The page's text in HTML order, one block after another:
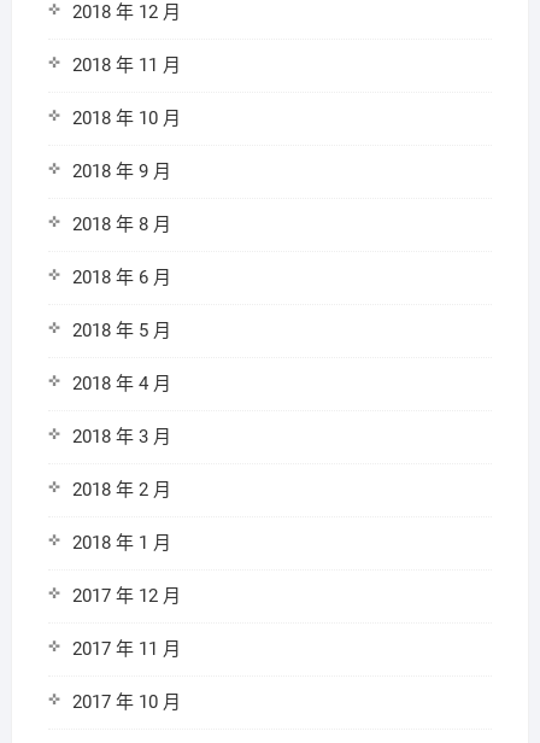
2018 年 12 月
2018 年 11 月
2018 年 10 月
2018 年 9 月
2018 年 8 月
2018 年 6 月
2018 年 5 月
2018 年 4 月
2018 年 3 月
2018 年 2 月
2018 年 1 月
2017 年 12 月
2017 年 11 月
2017 年 10 月